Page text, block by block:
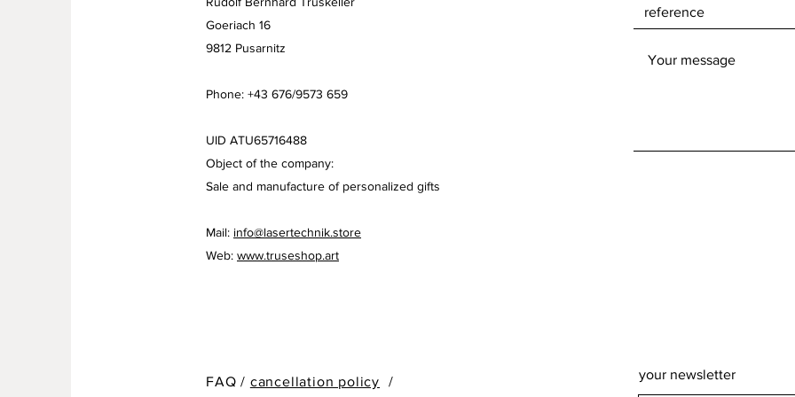
Goeriach 16
9812 Pusarnitz
Phone: +43 676/9573 659
UID ATU65716488
Object of the company:
Sale and manufacture of personalized gifts
Mail: info@lasertechnik.store
Web: www.truseshop.art
FAQ / cancellation policy / your newsletter